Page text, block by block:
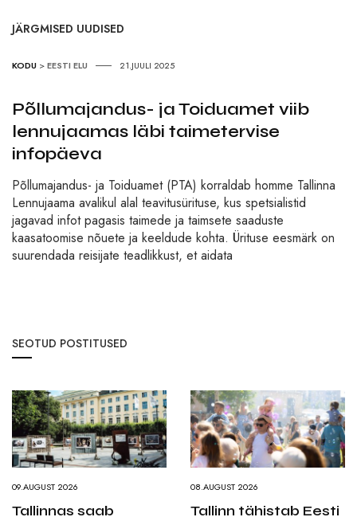
JÄRGMISED UUDISED
KODU >EESTI ELU 21.JUULI 2025
Põllumajandus- ja Toiduamet viib
lennujaamas läbi taimetervise
infopäeva
Põllumajandus- ja Toiduamet (PTA) korraldab homme Tallinna
Lennujaama avalikul alal teavitusürituse, kus spetsialistid
jagavad infot pagasis taimede ja taimsete saaduste
kaasatoomise nõuete ja keeldude kohta. Ürituse eesmärk on
suurendada reisijate teadlikkust, et aidata
SEOTUD POSTITUSED
09.AUGUST 2026
Tallinnas saab
08.AUGUST 2026
Tallinn tähistab Eesti